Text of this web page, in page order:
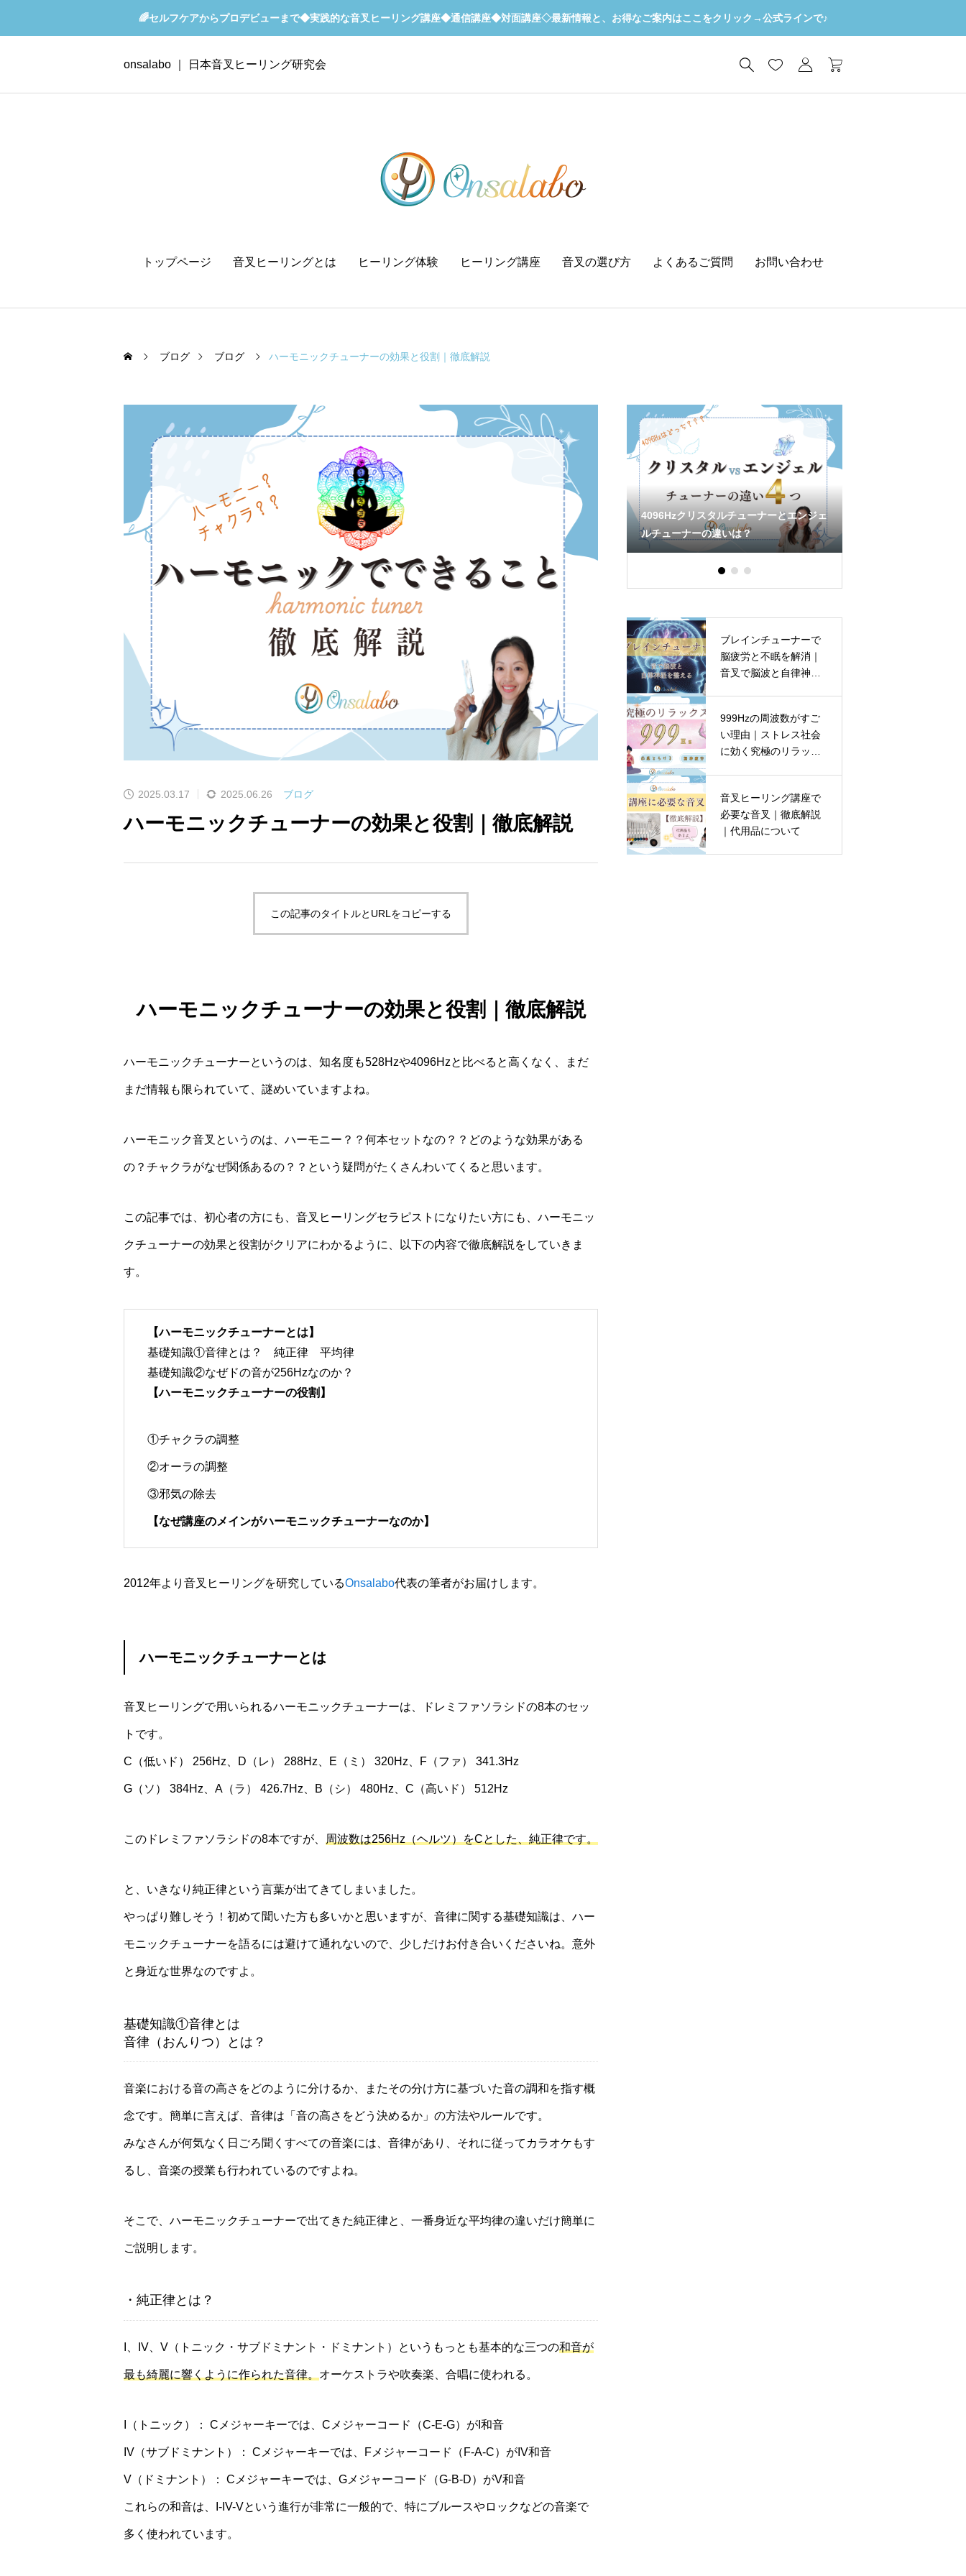
🌈セルフケアからプロデビューまで◆実践的な音叉ヒーリング講座◆通信講座◆対面講座◇最新情報と、お得なご案内はここをクリック→公式ラインで♪
onsalabo ｜ 日本音叉ヒーリング研究会
トップページ 音叉ヒーリングとは ヒーリング体験 ヒーリング講座 音叉の選び方 よくあるご質問 お問い合わせ
ブログ ブログ ハーモニックチューナーの効果と役割｜徹底解説
2025.03.17 2025.06.26 ブログ
ハーモニックチューナーの効果と役割｜徹底解説
この記事のタイトルとURLをコピーする
ハーモニックチューナーの効果と役割｜徹底解説
ハーモニックチューナーというのは、知名度も528Hzや4096Hzと比べると高くなく、まだ
まだ情報も限られていて、謎めいていますよね。
ハーモニック音叉というのは、ハーモニー？？何本セットなの？？どのような効果がある
の？チャクラがなぜ関係あるの？？という疑問がたくさんわいてくると思います。
この記事では、初心者の方にも、音叉ヒーリングセラピストになりたい方にも、ハーモニッ
クチューナーの効果と役割がクリアにわかるように、以下の内容で徹底解説をしていきま
す。
【ハーモニックチューナーとは】
基礎知識①音律とは？ 純正律 平均律
基礎知識②なぜドの音が256Hzなのか？
【ハーモニックチューナーの役割】
①チャクラの調整
②オーラの調整
③邪気の除去
【なぜ講座のメインがハーモニックチューナーなのか】
2012年より音叉ヒーリングを研究しているOnsalabo代表の筆者がお届けします。
ハーモニックチューナーとは
音叉ヒーリングで用いられるハーモニックチューナーは、ドレミファソラシドの8本のセッ
トです。
C（低いド） 256Hz、D（レ） 288Hz、E（ミ） 320Hz、F（ファ） 341.3Hz
G（ソ） 384Hz、A（ラ） 426.7Hz、B（シ） 480Hz、C（高いド） 512Hz
このドレミファソラシドの8本ですが、 周波数は256Hz（ヘルツ）をCとした、純正律です。
と、いきなり純正律という言葉が出てきてしまいました。
やっぱり難しそう！初めて聞いた方も多いかと思いますが、音律に関する基礎知識は、ハー
モニックチューナーを語るには避けて通れないので、少しだけお付き合いくださいね。意外
と身近な世界なのですよ。
基礎知識①音律とは
音律（おんりつ）とは？
音楽における音の高さをどのように分けるか、またその分け方に基づいた音の調和を指す概
念です。簡単に言えば、音律は「音の高さをどう決めるか」の方法やルールです。
みなさんが何気なく日ごろ聞くすべての音楽には、音律があり、それに従ってカラオケもす
るし、音楽の授業も行われているのですよね。
そこで、ハーモニックチューナーで出てきた純正律と、一番身近な平均律の違いだけ簡単に
ご説明します。
・純正律とは？
I、IV、V（トニック・サブドミナント・ドミナント）というもっとも基本的な三つの和音が
最も綺麗に響くように作られた音律。 オーケストラや吹奏楽、合唱に使われる。
I（トニック）： Cメジャーキーでは、Cメジャーコード（C-E-G）がI和音
IV（サブドミナント）： Cメジャーキーでは、Fメジャーコード（F-A-C）がIV和音
V（ドミナント）： Cメジャーキーでは、Gメジャーコード（G-B-D）がV和音
これらの和音は、I-IV-Vという進行が非常に一般的で、特にブルースやロックなどの音楽で
多く使われています。
432Hzの効果と宇宙の神秘と呼ばれるワ
ケとは｜科学を超えた音の体験
4096Hzクリスタルチューナーとエンジェ
「音叉」って本当に効くの？音の振動で
心と体を整える仕組みを解説
ブレインチューナーで
脳疲労と不眠を解消｜
音叉で脳波と自律神経
999Hzの周波数がすご
い理由｜ストレス社会
に効く究極のリラック
音叉ヒーリング講座で
必要な音叉｜徹底解説
｜代用品について